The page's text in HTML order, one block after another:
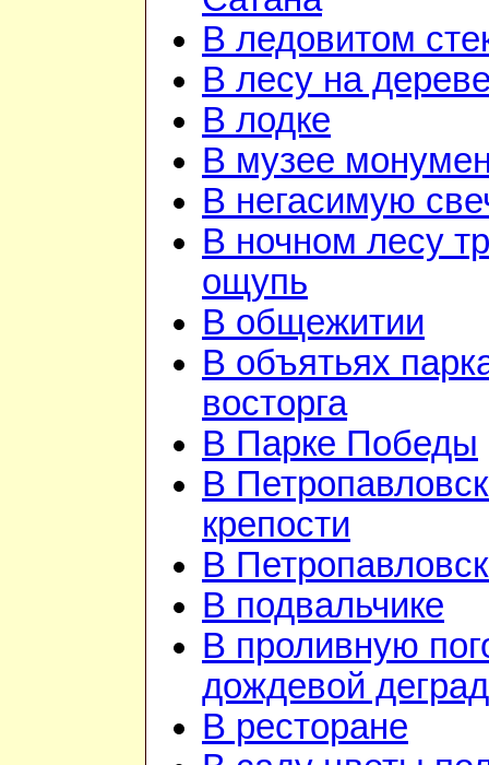
В ледовитом
В лесу на
В лодке
В музее
В негасимую
В ночном лесу
ощупь
В общежитии
В объятьях
восторга
В Парке Победы
В
крепости
В
В подвальчике
В проливную
дождевой
В ресторане